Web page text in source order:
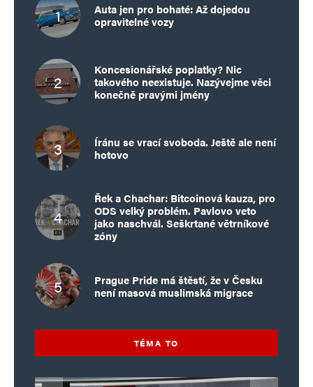
Auta jen pro bohaté: Až dojedou
opravitelné vozy
Koncesionářské poplatky? Nic
takového neexistuje. Nazývejme věci
konečně pravými jmény
Íránu se vrací svoboda. Ještě ale není
hotovo
Řek a Chachar: Bitcoinová kauza, pro
ODS velký problém. Pavlovo veto
jako naschvál. Seškrtané větrníkové
zóny
Prague Pride má štěstí, že v Česku
není masová muslimská migrace
TÉMA TO